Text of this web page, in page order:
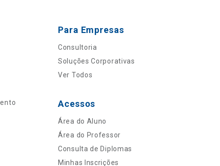
Para Empresas
Consultoria
Soluções Corporativas
Ver Todos
Acessos
Área do Aluno
Área do Professor
Consulta de Diplomas
Minhas Inscrições